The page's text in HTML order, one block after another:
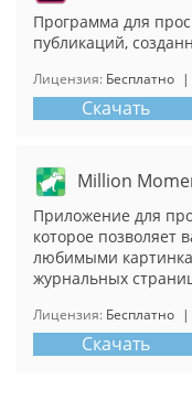
Программа для
публикаций,
Лицензия: Бесплатно |
Скачать
Million
Приложение для
которое позволяет
любимыми
журнальных
Лицензия: Бесплатно |
Скачать